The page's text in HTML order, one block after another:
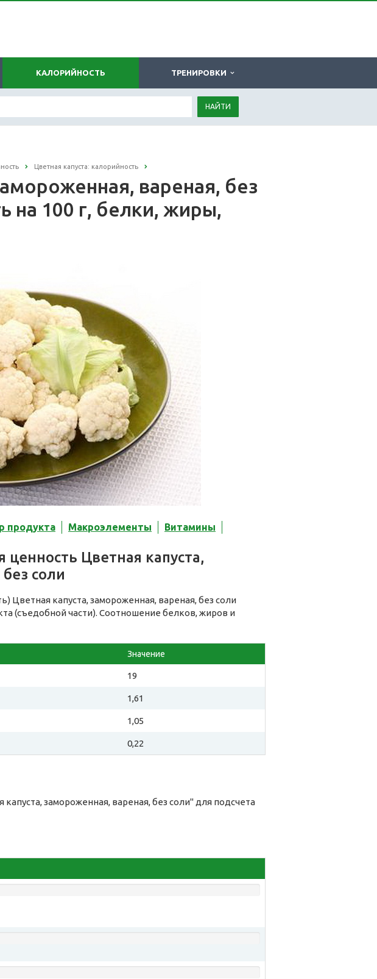
КАЛОРИЙНОСТЬ ТРЕНИРОВКИ
НАЙТИ
Цветная капуста: калорийность
вареная, без
на 100 г, белки, жиры,
продукта Макроэлементы Витамины
Цветная капуста,
соли
Цветная капуста, замороженная, вареная, без соли
(съедобной части). Соотношение белков, жиров и
Значение
19
1,61
1,05
0,22
замороженная, вареная, без соли" для подсчета